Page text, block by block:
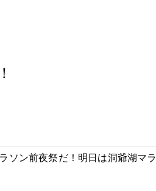
ソン前夜祭だ！明日は洞爺湖マ